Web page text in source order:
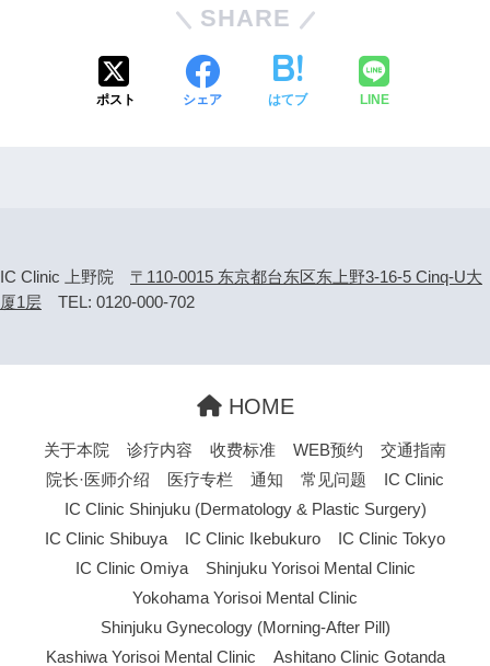
SHARE
ポスト シェア はてブ LINE
IC Clinic 上野院 〒110-0015 东京都台东区东上野3-16-5 Cinq-U大
厦1层 TEL: 0120-000-702
HOME
关于本院 诊疗内容 收费标准 WEB预约
交通指南
院长·医师介绍
医疗专栏 通知 常见问题
IC Clinic
IC Clinic Shinjuku (Dermatology & Plastic Surgery)
IC Clinic Shibuya
IC Clinic Ikebukuro
IC Clinic Tokyo
IC Clinic Omiya
Shinjuku Yorisoi Mental Clinic
Yokohama Yorisoi Mental Clinic
Shinjuku Gynecology (Morning-After Pill)
Kashiwa Yorisoi Mental Clinic
Ashitano Clinic Gotanda